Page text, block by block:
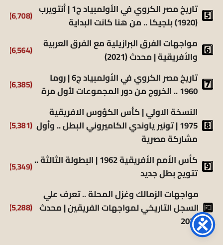
تاريخ مصر الكروي في الأولمبياد ج1 | أنتويرب
(1920) بلجيكا .. من هنا كانت البداية
(6٬708)
مواجهات الفرق البرازيلية مع الفرق العربية
والأفريقية | محدث (2021)
(6٬564)
تاريخ مصر الكروي في الأولمبياد ج6 | روما
1960 .. الخروج من دور المجموعات لأول مرة
(6٬385)
النسخة الاولي | كأس الكؤوس الافريقية
1975 | تونير ياوندي الكاميروني البطل .. وأول
مشاركة مصرية
(5٬381)
كأس الأمم الأفريقية 1962 | البطولة الثالثة ..
تتويج بطل جديد
(5٬349)
مواجهات الزمالك وغزل المحلة .. تعرف علي
السجل التاريخي لمواجهات الفريقين | محدث
2025
(5٬288)